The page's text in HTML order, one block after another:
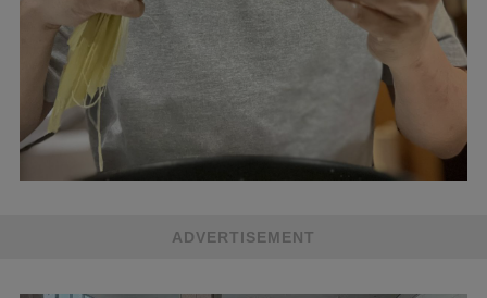
ADVERTISEMENT